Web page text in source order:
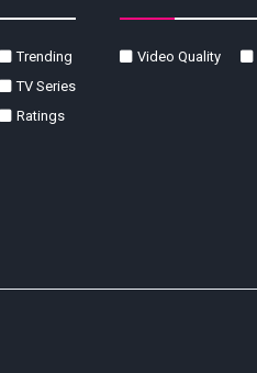
Trending
TV Series
Ratings
Video Quality